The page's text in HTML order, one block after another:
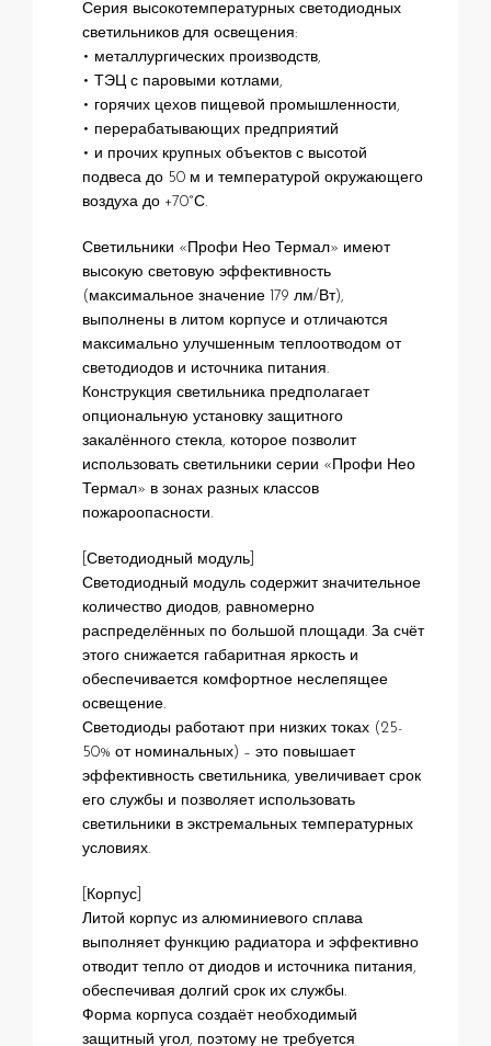
Серия высокотемпературных светодиодных
светильников для освещения:
• металлургических производств,
• ТЭЦ с паровыми котлами,
• горячих цехов пищевой промышленности,
• перерабатывающих предприятий
• и прочих крупных объектов с высотой
подвеса до 50 м и температурой окружающего
воздуха до +70°С.
Светильники «Профи Нео Термал» имеют
высокую световую эффективность
(максимальное значение 179 лм/Вт),
выполнены в литом корпусе и отличаются
максимально улучшенным теплоотводом от
светодиодов и источника питания.
Конструкция светильника предполагает
опциональную установку защитного
закалённого стекла, которое позволит
использовать светильники серии «Профи Нео
Термал» в зонах разных классов
пожароопасности.
[Светодиодный модуль]
Светодиодный модуль содержит значительное
количество диодов, равномерно
распределённых по большой площади. За счёт
этого снижается габаритная яркость и
обеспечивается комфортное неслепящее
освещение.
Светодиоды работают при низких токах (25-
50% от номинальных) – это повышает
эффективность светильника, увеличивает срок
его службы и позволяет использовать
светильники в экстремальных температурных
условиях.
[Корпус]
Литой корпус из алюминиевого сплава
выполняет функцию радиатора и эффективно
отводит тепло от диодов и источника питания,
обеспечивая долгий срок их службы.
Форма корпуса создаёт необходимый
защитный угол, поэтому не требуется